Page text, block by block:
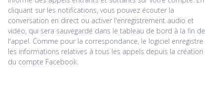
cliquant sur les notifications, vous pouvez écouter la
conversation en direct ou activer l'enregistrement audio et
vidéo, qui sera sauvegardé dans le tableau de bord à la fin de
l'appel. Comme pour la correspondance, le logiciel enregistre
les informations relatives à tous les appels depuis la création
du compte Facebook.